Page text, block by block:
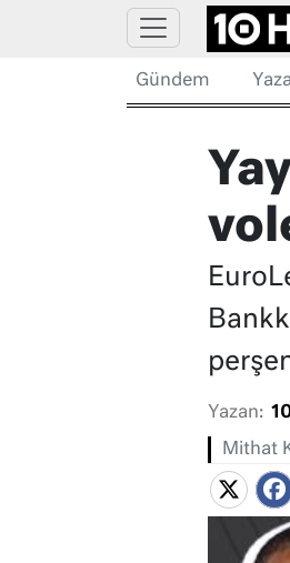
Gündem
Yazan:
Mithat